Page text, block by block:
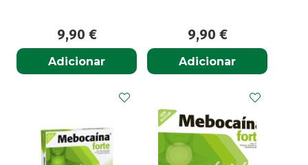
9,90 €
Adicionar
9,90 €
Adicionar